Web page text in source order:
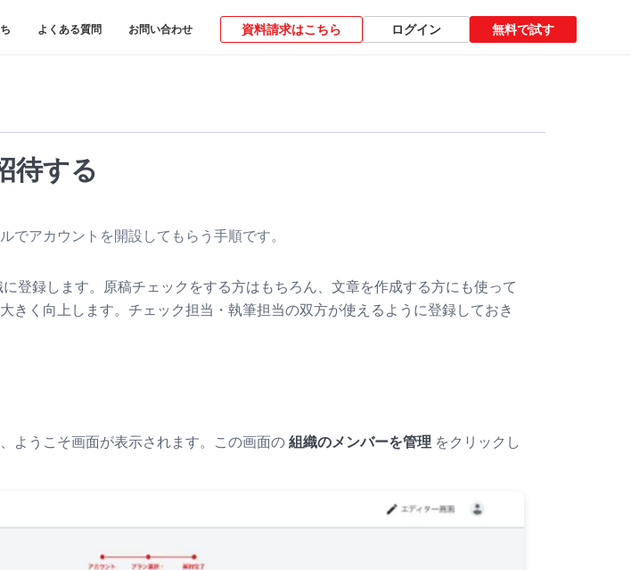
よくある質問 お問い合わせ 資料請求はこちら ログイン 無料で試す
待する
でアカウントを開設してもらう手順です。
登録します。原稿チェックをする方はもちろん、文章を作成する方にも使って
きく向上します。チェック担当・執筆担当の双方が使えるように登録しておき
ようこそ画面が表示されます。この画面の 組織のメンバーを管理 をクリックし